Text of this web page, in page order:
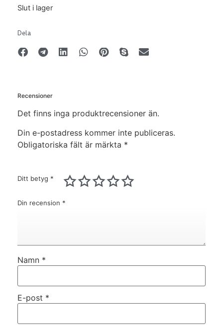
Slut i lager
Dela
Recensioner
Det finns inga produktrecensioner än.
Din e-postadress kommer inte publiceras.
Obligatoriska fält är märkta *
Ditt betyg *
Din recension *
Namn *
E-post *